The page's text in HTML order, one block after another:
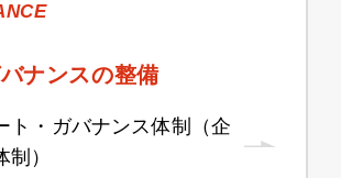
ナンスの整備
ト・ガバナンス体制（企
）